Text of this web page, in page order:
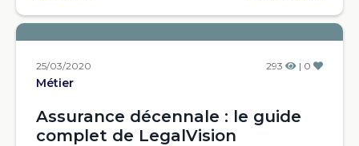
25/03/2020 293 | 0
Métier
Assurance décennale : le guide
complet de LegalVision